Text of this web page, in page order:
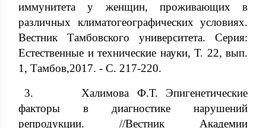
иммунитета у женщин, проживающих в
различных климатогеографических условиях.
Вестник Тамбовского университета. Серия:
Естественные и технические науки, Т. 22, вып.
1, Тамбов,2017. - С. 217-220.
3. Халимова Ф.Т. Эпигенетические
факторы в диагностике нарушений
репродукции. //Вестник Академии